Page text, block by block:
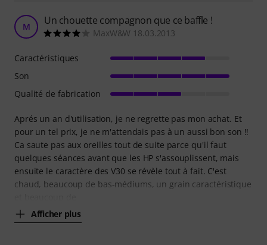
M Un chouette compagnon que ce baffle !
MaxW&W 18.03.2013
Aprés un an d'utilisation, je ne regrette pas mon achat. Et
pour un tel prix, je ne m'attendais pas à un aussi bon son !!
Ca saute pas aux oreilles tout de suite parce qu'il faut
quelques séances avant que les HP s'assouplissent, mais
ensuite le caractère des V30 se révèle tout à fait. C'est
chaud, beaucoup de bas-médiums, un grain caractéristique
Afficher plus
Caractéristiques
Son
Qualité de fabrication